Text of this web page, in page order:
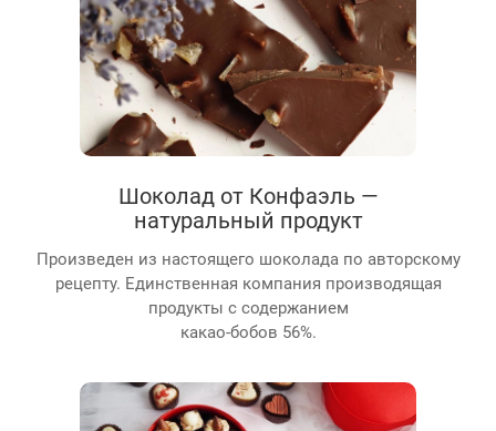
Шоколад от Конфаэль —
натуральный продукт
Произведен из настоящего шоколада по авторскому
рецепту. Единственная компания производящая
продукты с содержанием
какао-бобов 56%.